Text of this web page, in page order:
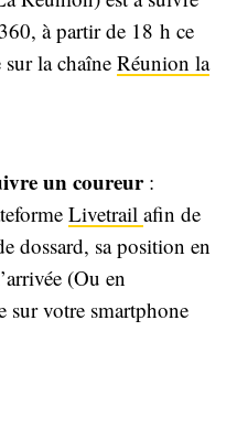
à partir de 18 h ce
la chaîne Réunion la
un coureur :
Livetrail afin de
dossard, sa position en
(Ou en
sur votre smartphone